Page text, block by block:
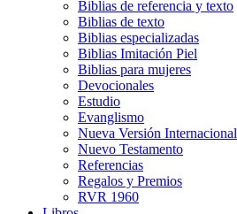
Biblias de referencia y texto
Biblias de texto
Biblias especializadas
Biblias Imitación Piel
Biblias para mujeres
Devocionales
Estudio
Evanglismo
Nueva Versión Internacional
Nuevo Testamento
Referencias
Regalos y Premios
RVR 1960